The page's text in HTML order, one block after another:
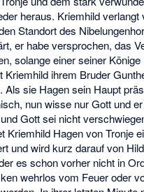
heraus. Kriemhild verlangt
Standort des
er habe versprochen, das
solange einer seiner Könige
Kriemhild ihrem Bruder
Als sie Hagen sein Haupt
nun wisse nur Gott und
Gott sei nicht
Kriemhild Hagen von Tronje
und wird kurz darauf von
es schon vorher nicht in
wehrlos vom Feuer oder